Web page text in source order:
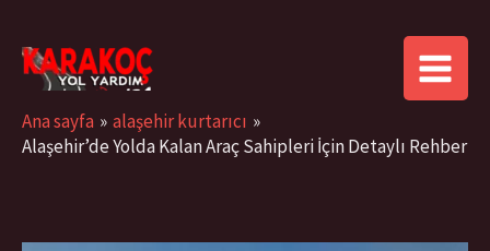
atla
MENU
Ana sayfa
alaşehir kurtarıcı
Alaşehir’de Yolda Kalan Araç Sahipleri İçin Detaylı Rehber